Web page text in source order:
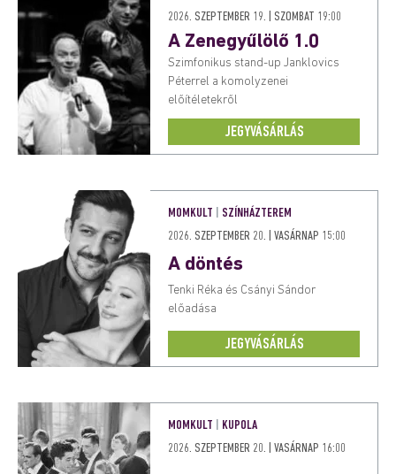
2026. SZEPTEMBER 19. | SZOMBAT 19:00
A Zenegyűlölő 1.0
Szimfonikus stand-up Janklovics
Péterrel a komolyzenei
előítéletekről
JEGYVÁSÁRLÁS
MOMKULT
SZÍNHÁZTEREM
2026. SZEPTEMBER 20. | VASÁRNAP 15:00
A döntés
Tenki Réka és Csányi Sándor
előadása
JEGYVÁSÁRLÁS
MOMKULT
KUPOLA
2026. SZEPTEMBER 20. | VASÁRNAP 16:00